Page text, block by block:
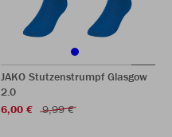
JAKO Stutzenstrumpf Glasgow
2.0
6,00 €
9,99 €